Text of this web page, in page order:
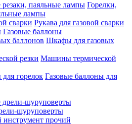
Горелки,
лампы
Рукава для газовой сварки
Газовые баллоны
Шкафы для газовых
Машины термической
Газовые баллоны для
шуруповерты